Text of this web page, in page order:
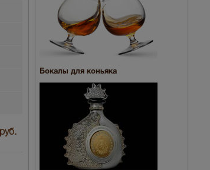
руб.
Бокалы для коньяка